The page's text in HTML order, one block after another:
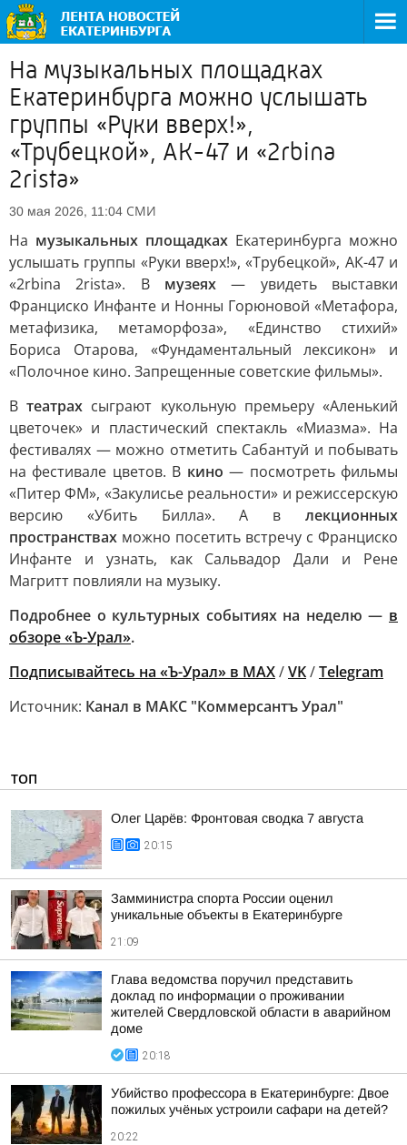
На музыкальных площадках
Екатеринбурга можно услышать
группы «Руки вверх!»,
«Трубецкой», АК-47 и «2rbina
2rista»
30 мая 2026, 11:04 СМИ
На музыкальных площадках Екатеринбурга можно
услышать группы «Руки вверх!», «Трубецкой», АК-47 и
«2rbina 2rista». В музеях — увидеть выставки
Франциско Инфанте и Нонны Горюновой «Метафора,
метафизика, метаморфоза», «Единство стихий»
Бориса Отарова, «Фундаментальный лексикон» и
«Полочное кино. Запрещенные советские фильмы».
Втеатрах сыграют кукольную премьеру «Аленький
цветочек» и пластический спектакль «Миазма». На
фестивалях — можно отметить Сабантуй и побывать
на фестивале цветов. В кино — посмотреть фильмы
«Питер ФМ», «Закулисье реальности» и режиссерскую
версию «Убить Билла». А в лекционных
пространствах можно посетить встречу с Франциско
Инфанте и узнать, как Сальвадор Дали и Рене
Магритт повлияли на музыку.
Подробнее о культурных событиях на неделю — в
обзоре «Ъ-Урал».
Подписывайтесь на «Ъ-Урал» в MAX/VK/Telegram
Источник: Канал в МАКС "Коммерсантъ Урал"
ТОП
Олег Царёв: Фронтовая сводка 7 августа
20:15
Замминистра спорта России оценил
уникальные объекты в Екатеринбурге
21:09
Глава ведомства поручил представить
доклад по информации о проживании
жителей Свердловской области в аварийном
доме
20:18
Убийство профессора в Екатеринбурге: Двое
пожилых учёных устроили сафари на детей?
20:22